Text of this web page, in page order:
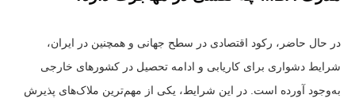
در حال حاضر، رکود اقتصادی در سطح جهانی و همچنین در ایران،
شرایط دشواری برای کاریابی و ادامه تحصیل در کشورهای خارجی
به‌وجود آورده است. در این شرایط، یکی از مهم‌ترین ملاک‌های پذیرش